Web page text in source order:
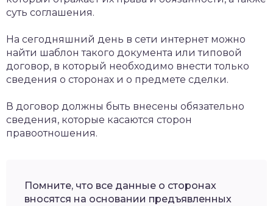
суть соглашения.
На сегодняшний день в сети интернет можно
найти шаблон такого документа или типовой
договор, в который необходимо внести только
сведения о сторонах и о предмете сделки.
В договор должны быть внесены обязательно
сведения, которые касаются сторон
правоотношения.
Помните, что все данные о сторонах
вносятся на основании предъявленных